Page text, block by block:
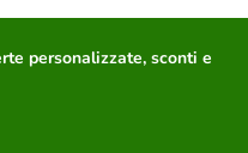
personalizzate, sconti e